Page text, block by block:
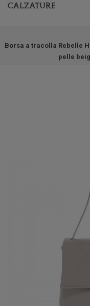
Borsa a tracolla Rebelle
pelle